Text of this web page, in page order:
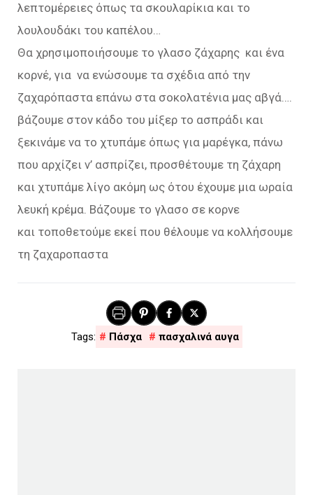
λεπτομέρειες όπως τα σκουλαρίκια και το
λουλουδάκι του καπέλου…
Θα χρησιμοποιήσουμε το γλασο ζάχαρης και ένα
κορνέ, για να ενώσουμε τα σχέδια από την
ζαχαρόπαστα επάνω στα σοκολατένια μας αβγά….
βάζουμε στον κάδο του μίξερ το ασπράδι και
ξεκινάμε να το χτυπάμε όπως για μαρέγκα, πάνω
που αρχίζει ν’ ασπρίζει, προσθέτουμε τη ζάχαρη
και χτυπάμε λίγο ακόμη ως ότου έχουμε μια ωραία
λευκή κρέμα. Βάζουμε το γλασο σε κορνε
και τοποθετούμε εκεί που θέλουμε να κολλήσουμε
τη ζαχαροπαστα
Πάσχα πασχαλινά αυγα